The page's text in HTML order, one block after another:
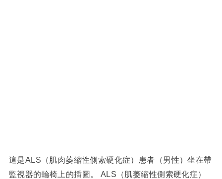
這是ALS（肌肉萎縮性側索硬化症）患者（男性）坐在帶
監視器的輪椅上的插圖。 ALS（肌萎縮性側索硬化症）